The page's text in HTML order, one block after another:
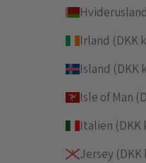
Irland (DKK
Island (DKK
Isle of Man
Italien (DKK
Jersey (DKK